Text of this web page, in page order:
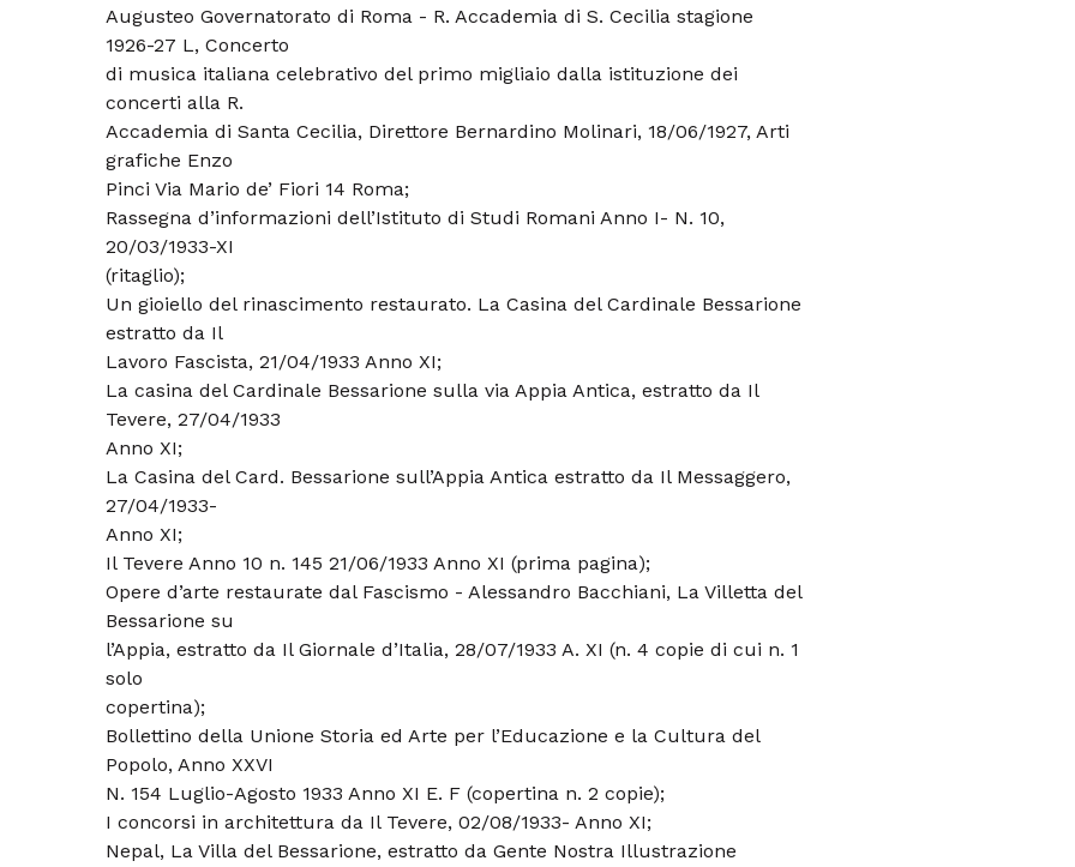
Augusteo Governatorato di Roma - R. Accademia di S. Cecilia stagione
1926-27 L, Concerto
di musica italiana celebrativo del primo migliaio dalla istituzione dei
concerti alla R.
Accademia di Santa Cecilia, Direttore Bernardino Molinari, 18/06/1927, Arti
grafiche Enzo
Pinci Via Mario de’ Fiori 14 Roma;
Rassegna d’informazioni dell’Istituto di Studi Romani Anno I- N. 10,
20/03/1933-XI
(ritaglio);
Un gioiello del rinascimento restaurato. La Casina del Cardinale Bessarione
estratto da Il
Lavoro Fascista, 21/04/1933 Anno XI;
La casina del Cardinale Bessarione sulla via Appia Antica, estratto da Il
Tevere, 27/04/1933
Anno XI;
La Casina del Card. Bessarione sull’Appia Antica estratto da Il Messaggero,
27/04/1933-
Anno XI;
Il Tevere Anno 10 n. 145 21/06/1933 Anno XI (prima pagina);
Opere d’arte restaurate dal Fascismo - Alessandro Bacchiani, La Villetta del
Bessarione su
l’Appia, estratto da Il Giornale d’Italia, 28/07/1933 A. XI (n. 4 copie di cui n. 1
solo
copertina);
Bollettino della Unione Storia ed Arte per l’Educazione e la Cultura del
Popolo, Anno XXVI
N. 154 Luglio-Agosto 1933 Anno XI E. F (copertina n. 2 copie);
I concorsi in architettura da Il Tevere, 02/08/1933- Anno XI;
Nepal, La Villa del Bessarione, estratto da Gente Nostra Illustrazione